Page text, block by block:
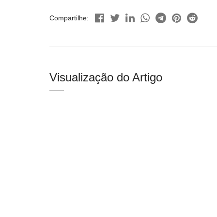
Compartilhe:
Visualização do Artigo